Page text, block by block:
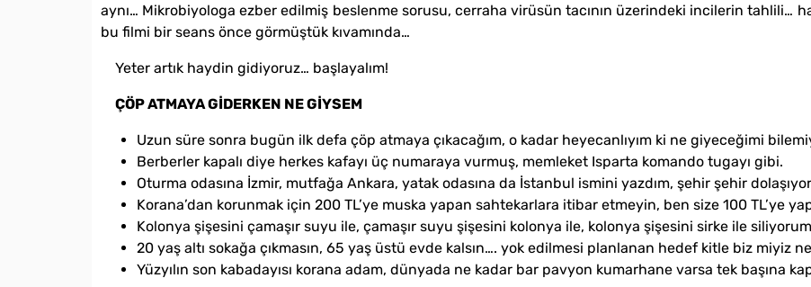
aynı… Mikrobiyologa ezber edilmiş beslenme sorusu, cerraha virüsün tacının üzerindeki incilerin tahlili…
bu filmi bir seans önce görmüştük kıvamında…
Yeter artık haydin gidiyoruz… başlayalım!
ÇÖP ATMAYA GİDERKEN NE GİYSEM
Uzun süre sonra bugün ilk defa çöp atmaya çıkacağım, o kadar heyecanlıyım ki ne giyeceğimi
Berberler kapalı diye herkes kafayı üç numaraya vurmuş, memleket Isparta komando tugayı gibi.
Oturma odasına İzmir, mutfağa Ankara, yatak odasına da İstanbul ismini yazdım, şehir şehir
Korana’dan korunmak için 200 TL’ye muska yapan sahtekarlara itibar etmeyin, ben size 100 TL’ye
Kolonya şişesini çamaşır suyu ile, çamaşır suyu şişesini kolonya ile, kolonya şişesini sirke ile siliyorum,
20 yaş altı sokağa çıkmasın, 65 yaş üstü evde kalsın…. yok edilmesi planlanan hedef kitle biz miyiz
Yüzyılın son kabadayısı korana adam, dünyada ne kadar bar pavyon kumarhane varsa tek başına